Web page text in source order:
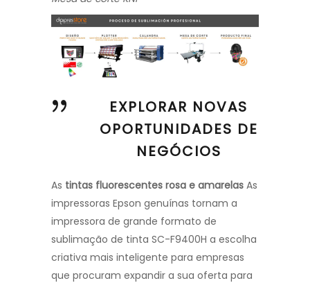
EXPLORAR NOVAS
OPORTUNIDADES DE
NEGÓCIOS
As tintas fluorescentes rosa e amarelas As
impressoras Epson genuínas tornam a
impressora de grande formato de
sublimação de tinta SC-F9400H a escolha
criativa mais inteligente para empresas
que procuram expandir a sua oferta para